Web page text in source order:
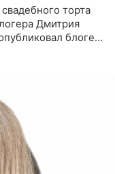
торта
Дмитрия
блогер